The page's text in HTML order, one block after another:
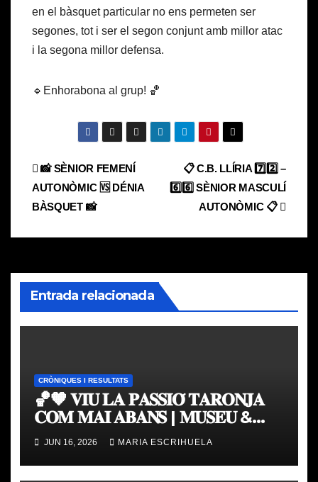
en el bàsquet particular no ens permeten ser
segones, tot i ser el segon conjunt amb millor atac
i la segona millor defensa.
🔹Enhorabona al grup! 🏀
Navegación
de
entradas
📋 C.B. LLÍRIA 7️⃣2️⃣ –
6️⃣6️⃣ SÈNIOR MASCULÍ
AUTONÒMIC 📋
📸 SÈNIOR FEMENÍ
AUTONÒMIC 🆚 DÉNIA
BÀSQUET 📸
Entrada relacionada
CRÒNIQUES I RESULTATS
🏀🧡 𝐕𝐈𝐔 𝐋𝐀 𝐏𝐀𝐒𝐒𝐈𝐎́ 𝐓𝐀𝐑𝐎𝐍𝐉𝐀
𝐂𝐎𝐌 𝐌𝐀𝐈 𝐀𝐁𝐀𝐍𝐒 | 𝐌𝐔𝐒𝐄𝐔 &
𝐓𝐎𝐔𝐑 𝐕𝐀𝐋𝐄𝐍𝐂𝐈𝐀 𝐁𝐀𝐒𝐊𝐄𝐓
JUN 16, 2026 MARIA ESCRIHUELA